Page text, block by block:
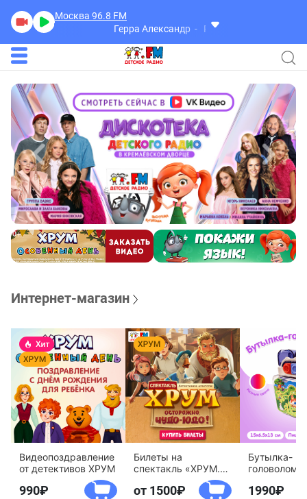
Москва 96.8 FM
Герра Александр
Разговоры
Интернет-магазин
Видеопоздравление
от детективов ХРУМ
990
Билеты на
спектакль «ХРУМ.
Осторожно, Чудо-
Юдо!»
от 1500
Бутылка-
агентство
1990